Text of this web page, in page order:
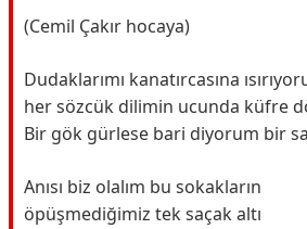
(Cemil Çakır hocaya)
Dudaklarımı kanatırcasına
her sözcük dilimin ucunda küfre
Bir gök gürlese bari diyorum bir
Anısı biz olalım bu sokakların
öpüşmediğimiz tek saçak altı